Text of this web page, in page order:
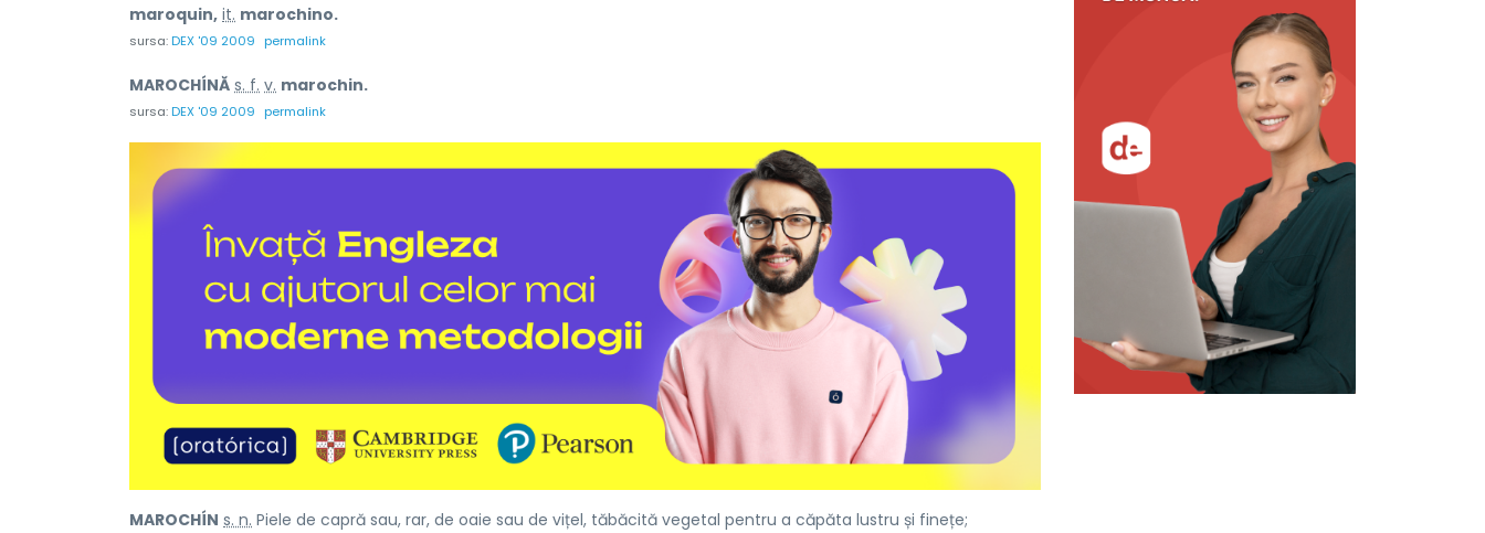
maroquin, it. marochino.
sursa:DEX '09 2009 permalink
MAROCHÍNĂ s. f. v. marochin.
sursa:DEX '09 2009 permalink
MAROCHÍN s. n. Piele de capră sau, rar, de oaie sau de vițel, tăbăcită vegetal pentru a căpăta lustru și finețe;